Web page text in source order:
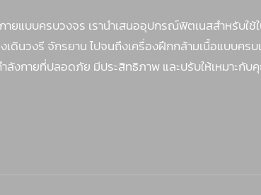
บบครบวงจร เรานำเสนออุปกรณ์ฟิตเนสสำหรับใช้ใ
นวงรี จักรยาน ไปจนถึงเครื่องฝึกกล้ามเนื้อแบบคร
กายที่ปลอดภัย มีประสิทธิภาพ และปรับให้เหมาะกับคุ